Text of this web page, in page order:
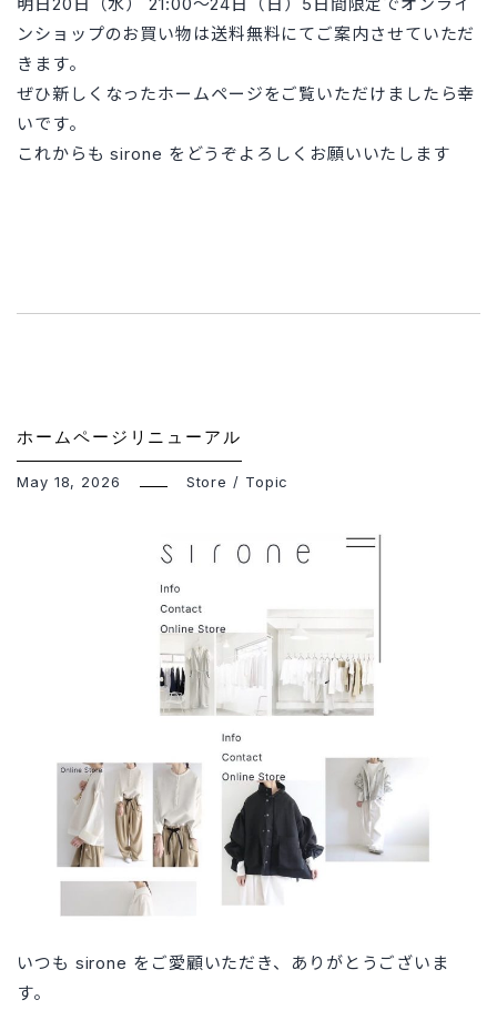
明日20日（水） 21:00～24日（日）5日間限定でオンライ
ンショップのお買い物は送料無料にてご案内させていただ
きます。
ぜひ新しくなったホームページをご覧いただけましたら幸
いです。
これからも sirone をどうぞよろしくお願いいたします
ホームページリニューアル
May 18, 2026 Store / Topic
いつも sirone をご愛顧いただき、ありがとうございま
す。